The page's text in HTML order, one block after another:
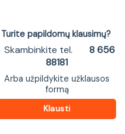
Turite papildomų klausimų?
Skambinkite tel.
8 656
88181
Arba užpildykite užklausos
formą
Klausti